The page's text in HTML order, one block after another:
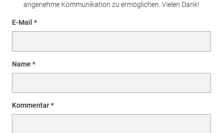
angenehme Kommunikation zu ermöglichen. Vielen Dank!
E-Mail
Name
Kommentar